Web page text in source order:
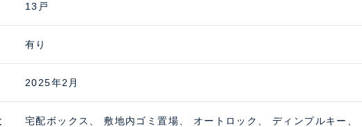
13戸
有り
2025年2月
宅配ボックス、 敷地内ゴミ置場、 オートロック、 ディンプルキー